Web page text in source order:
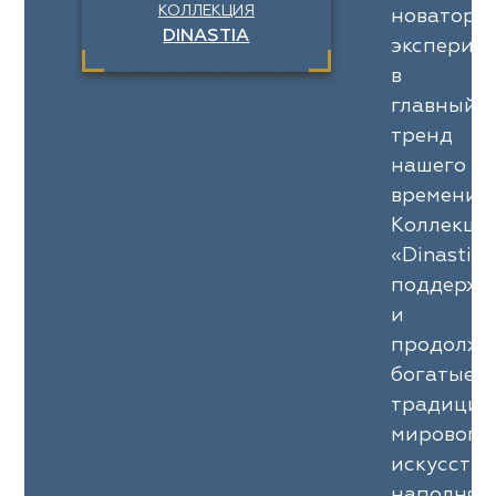
КОЛЛЕКЦИЯ
DINASTIA
в
главный
тренд
нашего
времени.
«Dinastia»
и
богатые
традиции
мирового